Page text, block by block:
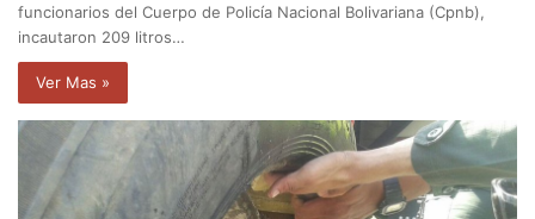
funcionarios del Cuerpo de Policía Nacional Bolivariana (Cpnb),
incautaron 209 litros…
Ver Mas »